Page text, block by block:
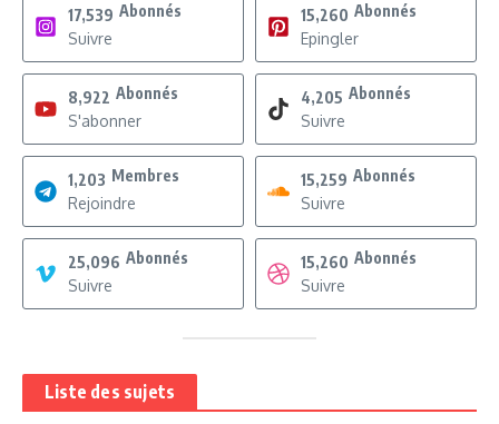
17,539 Abonnés
Suivre
15,260 Abonnés
Epingler
8,922 Abonnés
S'abonner
4,205 Abonnés
Suivre
1,203 Membres
Rejoindre
15,259 Abonnés
Suivre
25,096 Abonnés
Suivre
15,260 Abonnés
Suivre
Liste des sujets